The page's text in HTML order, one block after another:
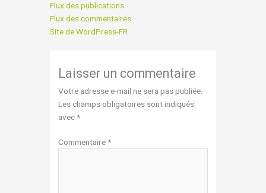
Flux des publications
Flux des commentaires
Site de WordPress-FR
Laisser un commentaire
Votre adresse e-mail ne sera pas publiée.
Les champs obligatoires sont indiqués
avec*
Commentaire*